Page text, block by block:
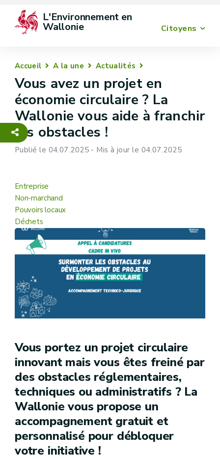
Citoyens
L'Environnement en
Wallonie
Accueil A la une Actualités
Vous avez un projet en
économie circulaire ? La
Wallonie vous aide à franchir
les obstacles !
Publié le 04.07.2025 - Mis à jour le 04.07.2025
Entreprise
Non-marchand
Pouvoirs locaux
Déchets
Vous portez un projet circulaire
innovant mais vous êtes freiné par
des obstacles réglementaires,
techniques ou administratifs ? La
Wallonie vous propose un
accompagnement gratuit et
personnalisé pour débloquer
votre initiative !